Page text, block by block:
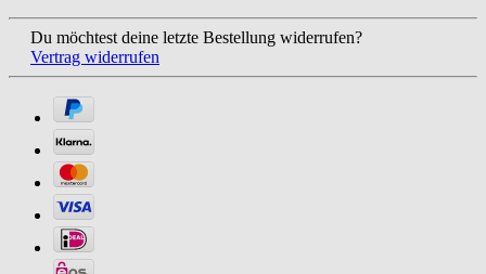
Du möchtest deine letzte Bestellung widerrufen?
Vertrag widerrufen